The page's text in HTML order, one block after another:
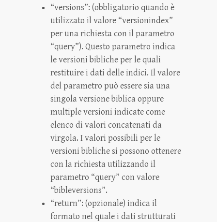
“versions”: (obbligatorio quando è
utilizzato il valore “versionindex”
per una richiesta con il parametro
“query”). Questo parametro indica
le versioni bibliche per le quali
restituire i dati delle indici. Il valore
del parametro può essere sia una
singola versione biblica oppure
multiple versioni indicate come
elenco di valori concatenati da
virgola. I valori possibili per le
versioni bibliche si possono ottenere
con la richiesta utilizzando il
parametro “query” con valore
“bibleversions”.
“return”: (opzionale) indica il
formato nel quale i dati strutturati